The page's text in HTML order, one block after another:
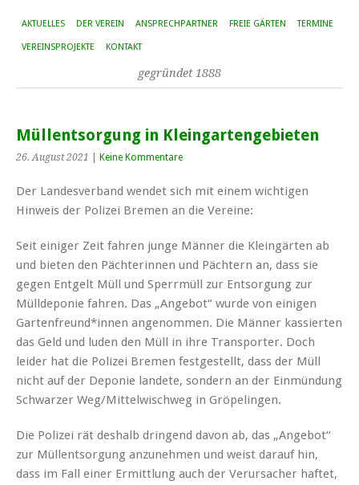
AKTUELLES DER VEREIN ANSPRECHPARTNER FREIE GÄRTEN TERMINE
VEREINSPROJEKTE KONTAKT
gegründet 1888
Müllentsorgung in Kleingartengebieten
26. August 2021 Keine Kommentare
Der Landesverband wendet sich mit einem wichtigen
Hinweis der Polizei Bremen an die Vereine:
Seit einiger Zeit fahren junge Männer die Kleingärten ab
und bieten den Pächterinnen und Pächtern an, dass sie
gegen Entgelt Müll und Sperrmüll zur Entsorgung zur
Mülldeponie fahren. Das „Angebot“ wurde von einigen
Gartenfreund*innen angenommen. Die Männer kassierten
das Geld und luden den Müll in ihre Transporter. Doch
leider hat die Polizei Bremen festgestellt, dass der Müll
nicht auf der Deponie landete, sondern an der Einmündung
Schwarzer Weg/Mittelwischweg in Gröpelingen.
Die Polizei rät deshalb dringend davon ab, das „Angebot“
zur Müllentsorgung anzunehmen und weist darauf hin,
dass im Fall einer Ermittlung auch der Verursacher haftet,